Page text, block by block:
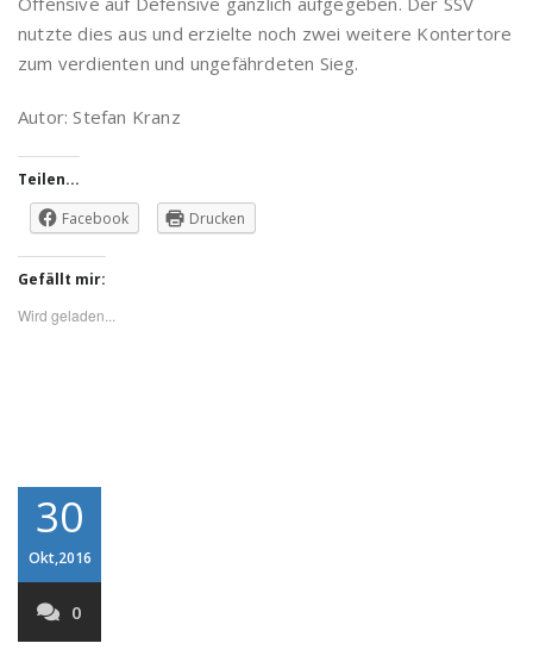
nutzte dies aus und erzielte noch zwei weitere Kontertore
zum verdienten und ungefährdeten Sieg.
Autor: Stefan Kranz
Teilen...
Facebook
Drucken
Gefällt mir:
Wird geladen...
30
Okt,2016
0